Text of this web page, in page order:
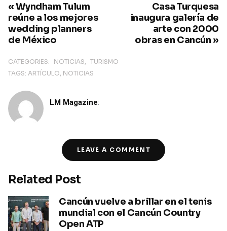
Casa Turquesa
inaugura galería de
arte con 2000
obras en Cancún »
« Wyndham Tulum
reúne a los mejores
wedding planners
de México
CATEGORIES: NOTICIAS
TURISMO
TAGS: ARTÍCULO NOTICIAS
LM Magazine:
LEAVE A COMMENT
Related Post
Cancún vuelve a brillar en el tenis
mundial con el Cancún Country
Open ATP